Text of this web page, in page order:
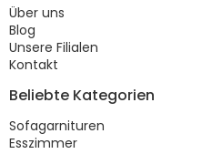
Über uns
Blog
Unsere Filialen
Kontakt
Beliebte Kategorien
Sofagarnituren
Esszimmer